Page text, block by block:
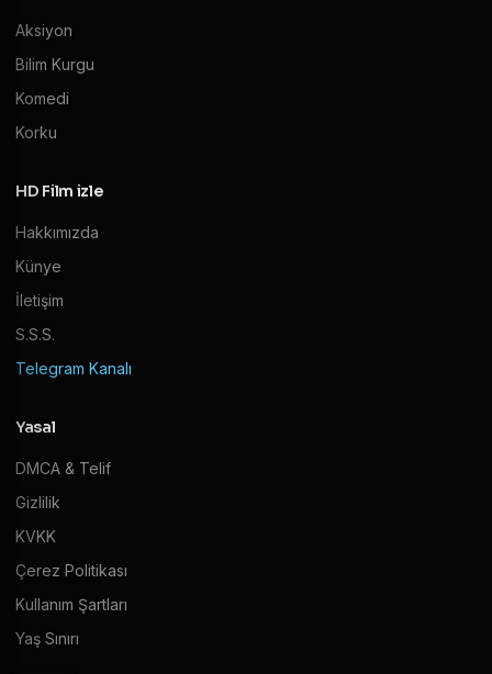
Aksiyon
Bilim Kurgu
Komedi
Korku
HD Film izle
Hakkımızda
Künye
İletişim
S.S.S.
Telegram Kanalı
Yasal
DMCA & Telif
Gizlilik
KVKK
Çerez Politikası
Kullanım Şartları
Yaş Sınırı